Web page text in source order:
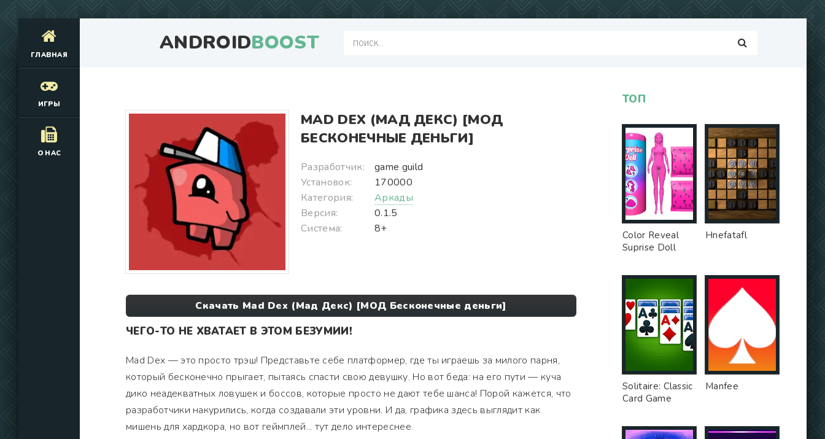
ANDROIDBOOST
ГЛАВНАЯ
ИГРЫ
О НАС
MAD DEX (МАД ДЕКС) [МОД
БЕСКОНЕЧНЫЕ ДЕНЬГИ]
Разработчик:
game guild
Установок:
170000
Категория:
Аркады
Версия:
0.1.5
Система:
8+
Скачать Mad Dex (Мад Декс) [МОД Бесконечные деньги]
ЧЕГО-ТО НЕ ХВАТАЕТ В ЭТОМ БЕЗУМИИ!
Mad Dex — это просто трэш! Представьте себе платформер, где ты играешь за милого парня,
который бесконечно прыгает, пытаясь спасти свою девушку. Но вот беда: на его пути — куча
дико неадекватных ловушек и боссов, которые просто не дают тебе шанса! Порой кажется, что
разработчики накурились, когда создавали эти уровни. И да, графика здесь выглядит как
мишень для хардкора, но вот геймплей... тут дело интереснее.
ТОП
Color Reveal
Suprise Doll
Hnefatafl
Solitaire: Classic
Card Game
Manfee